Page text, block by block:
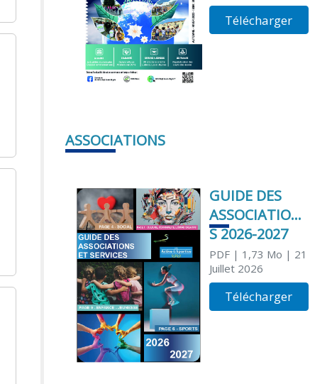
Télécharger
ASSOCIATIONS
GUIDE DES
ASSOCIATION
S 2026-2027
PDF| 1,73 Mo | 21
Juillet 2026
Télécharger